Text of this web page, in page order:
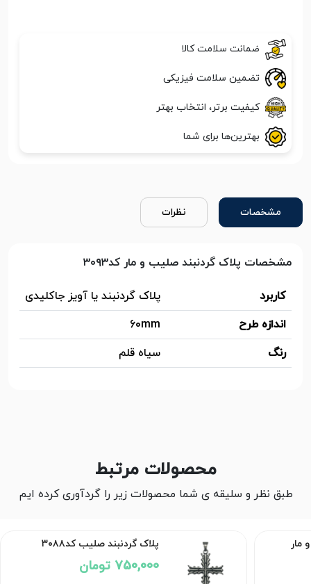
ضمانت سلامت کالا
تضمین سلامت فیزیکی
کیفیت برتر، انتخاب بهتر
بهترین‌ها برای شما
مشخصات نظرات
مشخصات پلاک گردنبند صلیب و مار کد۳۰۹۳
کاربرد
پلاک گردنبند یا آویز جاکلیدی
اندازه طرح
60mm
رنگ
سیاه قلم
محصولات مرتبط
طبق نظر و سلیقه ی شما محصولات زیر را گردآوری کرده ایم
مار پلاک گردنبند صلیب کد۳۰۸۸
750,000 تومان